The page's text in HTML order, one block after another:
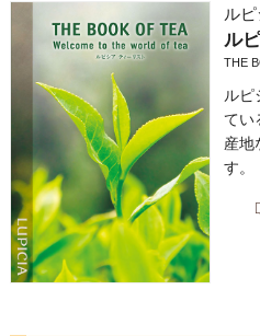
ル
ル
THE
ルピ
てい
産地
す。